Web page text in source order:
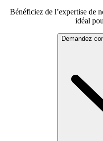
Bénéficiez de l’expertise de
idéal
Demandez